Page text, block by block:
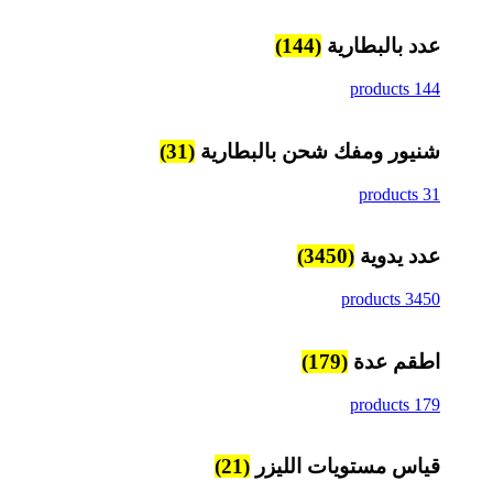
عدد بالبطارية (144)
144 products
شنيور ومفك شحن بالبطارية (31)
31 products
عدد يدوية (3450)
3450 products
اطقم عدة (179)
179 products
قياس مستويات الليزر (21)